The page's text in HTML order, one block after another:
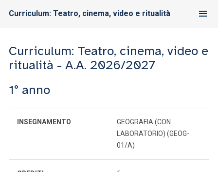
Curriculum: Teatro, cinema, video e ritualità
Curriculum: Teatro, cinema, video e
ritualità - A.A. 2026/2027
1° anno
INSEGNAMENTO
GEOGRAFIA (CON
LABORATORIO) (GEOG-
01/A)